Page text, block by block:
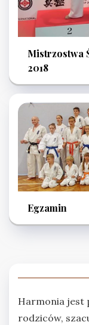
Mistrzostwa
2018
Egzamin
Harmonia jest
rodziców,